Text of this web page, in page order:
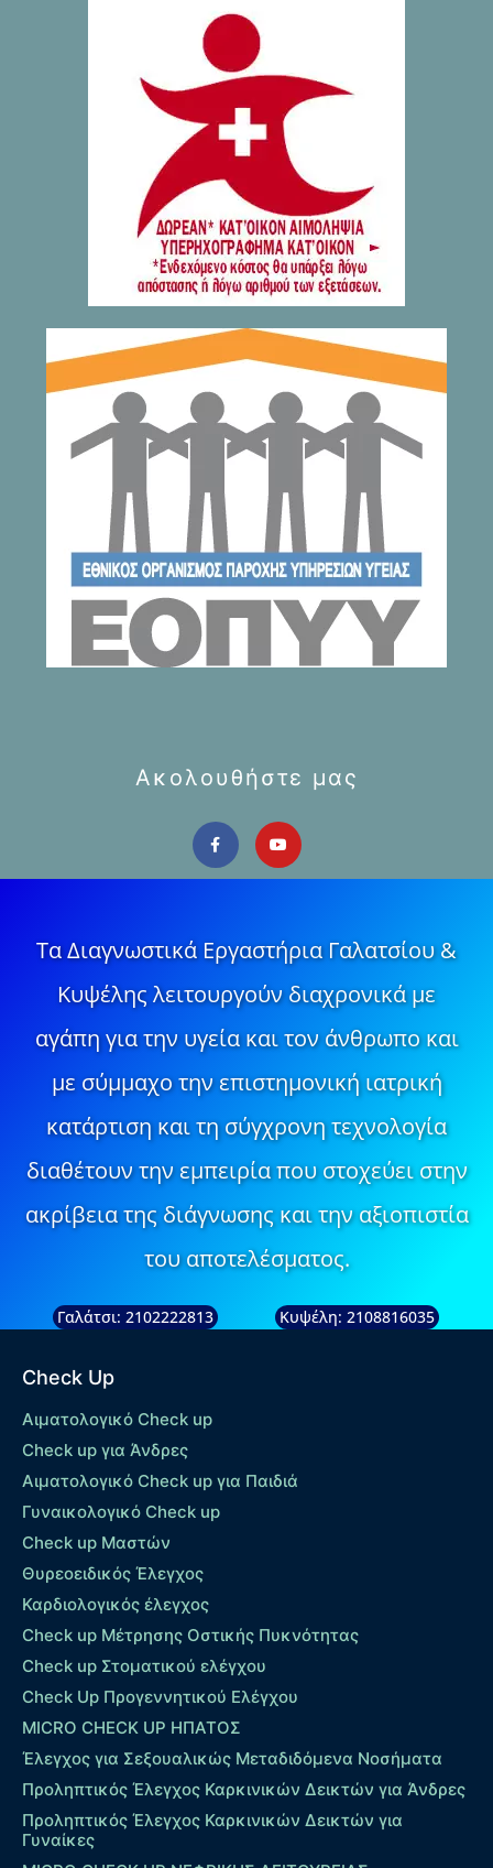
Ακολουθήστε μας
Τα Διαγνωστικά Εργαστήρια Γαλατσίου &
Κυψέλης λειτουργούν διαχρονικά με
αγάπη για την υγεία και τον άνθρωπο και
με σύμμαχο την επιστημονική ιατρική
κατάρτιση και τη σύγχρονη τεχνολογία
διαθέτουν την εμπειρία που στοχεύει στην
ακρίβεια της διάγνωσης και την αξιοπιστία
του αποτελέσματος.
Γαλάτσι: 2102222813 Κυψέλη: 2108816035
Check Up
Αιματολογικό Check up
Check up για Άνδρες
Αιματολογικό Check up για Παιδιά
Γυναικολογικό Check up
Check up Μαστών
Θυρεοειδικός Έλεγχος
Καρδιολογικός έλεγχος
Check up Mέτρησης Οστικής Πυκνότητας
Check up Στοματικού ελέγχου
Check Up Προγεννητικού Ελέγχου
MICRO CHECK UP HΠΑΤΟΣ
Έλεγχος για Σεξουαλικώς Μεταδιδόμενα Νοσήματα
Προληπτικός Έλεγχος Καρκινικών Δεικτών για Άνδρες
Προληπτικός Έλεγχος Καρκινικών Δεικτών για
Γυναίκες